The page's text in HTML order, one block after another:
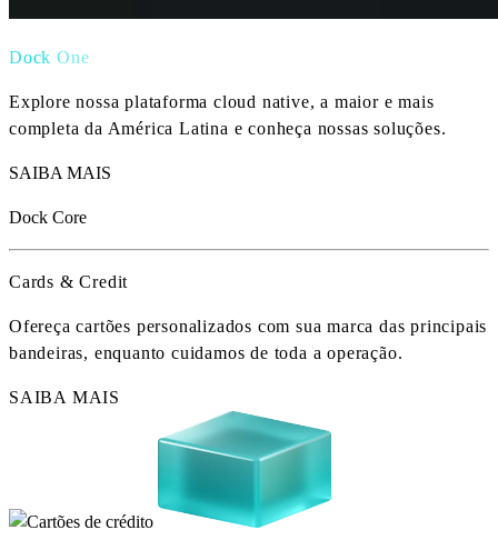
Dock One
Explore nossa plataforma cloud native, a maior e mais
completa da América Latina e conheça nossas soluções.
SAIBA MAIS
Dock Core
Cards & Credit
Ofereça cartões personalizados com sua marca das principais
bandeiras, enquanto cuidamos de toda a operação.
SAIBA MAIS